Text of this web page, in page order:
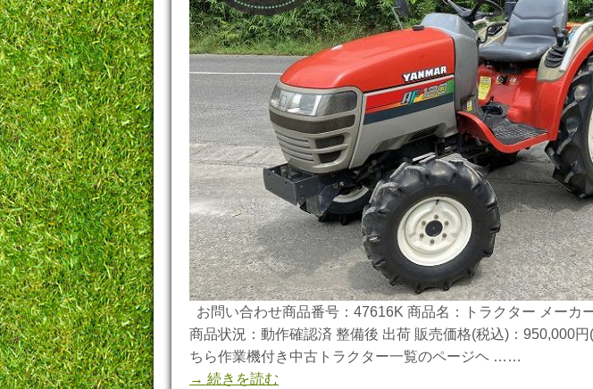
お問い合わせ商品番号：47616K 商品名：トラクター メー
商品状況：動作確認済 整備後 出荷 販売価格(税込)：950,000
ちら作業機付き中古トラクター一覧のページヘ ……
→ 続きを読む